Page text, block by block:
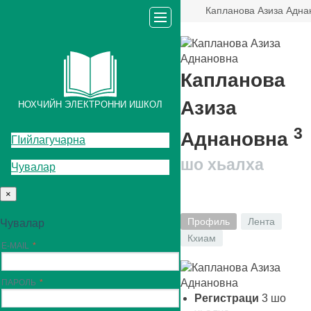
Капланова Азиза
НОХЧИЙН ЭЛЕКТРОННИ ИШКОЛ
ГIийлагучарна
Чувалар
×
Чувалар
E-MAIL
ПАРОЛЬ
Капланова
Азиза
Аднановна 3
шо хьалха
Профиль
Лента
Кхиам
Регистраци 3 шо